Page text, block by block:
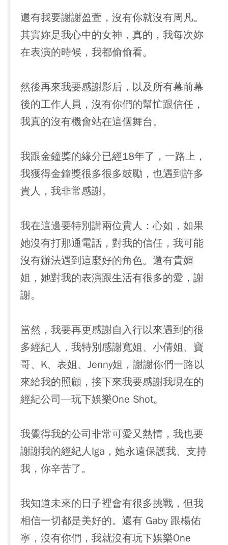
還有我要謝謝盈萱，沒有你就沒有周凡。
其實妳是我心中的女神，真的，我每次妳
在表演的時候，我都偷偷看。
然後再來我要感謝影后，以及所有幕前幕
後的工作人員，沒有你們的幫忙跟信任，
我真的沒有機會站在這個舞台。
我跟金鐘獎的緣分已經18年了，一路上，
我獲得金鐘獎很多很多鼓勵，也遇到許多
貴人，我非常感謝。
我在這邊要特別講兩位貴人：心如，如果
她沒有打那通電話，對我的信任，我可能
沒有辦法遇到這麼好的角色。還有貴媚
姐，她對我的表演跟生活有很多的愛，謝
謝。
當然，我要再更感謝自入行以來遇到的很
多經紀人，我特別感謝寬姐、小倩姐、寶
哥、K、表姐、Jenny姐，謝謝你們一路以
來給我的照顧，接下來我要感謝我現在的
經紀公司—玩下娛樂One Shot。
我覺得我的公司非常可愛又熱情，我也要
謝謝我的經紀人Iga，她永遠保護我、支持
我，你辛苦了。
我知道未來的日子裡會有很多挑戰，但我
相信一切都是美好的。還有 Gaby 跟楊佑
寧，沒有你們，我就沒有玩下娛樂One